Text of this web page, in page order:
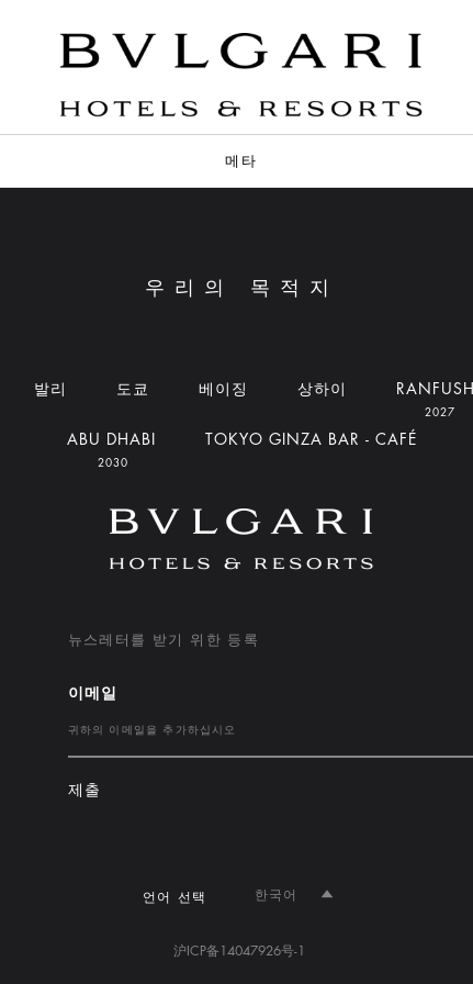
메타
우리의 목적지
발리 도쿄 베이징 상하이 RANFUSHI
2027
ABU DHABI
2030
TOKYO GINZA BAR - CAFÉ
뉴스레터를 받기 위한 등록
이메일
제출
언어 선택 한국어
沪ICP备14047926号-1